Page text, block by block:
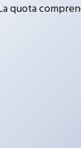
quota